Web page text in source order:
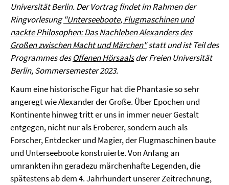
Universität Berlin. Der Vortrag findet im Rahmen der
Ringvorlesung"Unterseeboote, Flugmaschinen und
nackte Philosophen: Das Nachleben Alexanders des
Großen zwischen Macht und Märchen"statt und ist Teil des
Programmes desOffenen Hörsaalsder Freien Universität
Berlin, Sommersemester 2023.
Kaum eine historische Figur hat die Phantasie so sehr
angeregt wie Alexander der Große. Über Epochen und
Kontinente hinweg tritt er uns in immer neuer Gestalt
entgegen, nicht nur als Eroberer, sondern auch als
Forscher, Entdecker und Magier, der Flugmaschinen baute
und Unterseeboote konstruierte. Von Anfang an
umrankten ihn geradezu märchenhafte Legenden, die
spätestens ab dem 4. Jahrhundert unserer Zeitrechnung,